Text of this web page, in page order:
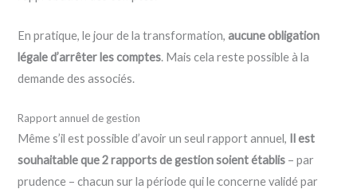
En pratique, le jour de la transformation,aucune obligation
légale d’arrêter les comptes. Mais cela reste possible à la
demande des associés.
Rapport annuel de gestion
Même s’il est possible d’avoir un seul rapport annuel, Il est
souhaitable que 2 rapports de gestion soient établis – par
prudence – chacun sur la période qui le concerne validé par